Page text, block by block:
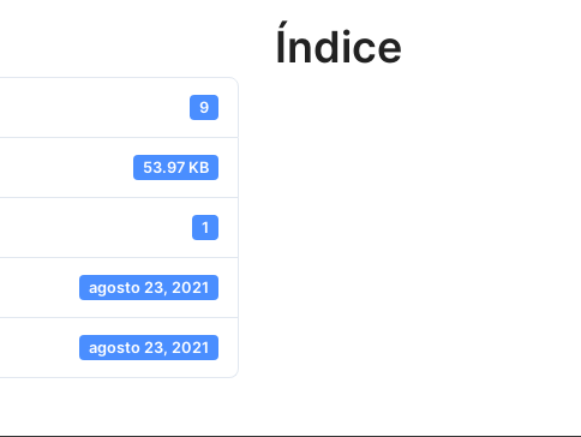
9
53.97 KB
1
agosto 23, 2021
agosto 23, 2021
Índice